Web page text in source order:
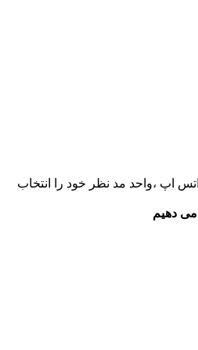
اپ ،واحد مد نظر خود را انتخاب
می دهیم